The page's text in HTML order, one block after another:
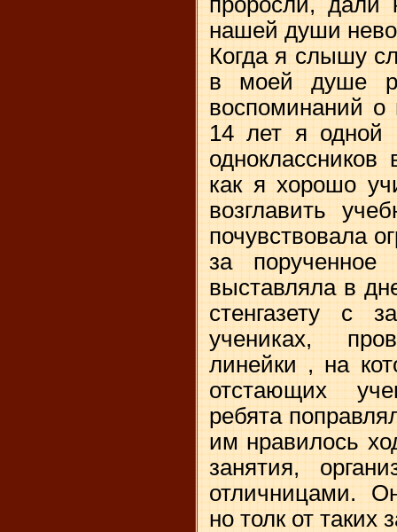
нашей души
Когда я слышу
в моей душе
воспоминаний о
14 лет я одной
как я хорошо
возглавить
почувствовала
за
выставляла в
стенгазету с
учениках,
линейки , на
отстающих
ребята
им нравилось
занятия,
отличницами.
но толк от таких